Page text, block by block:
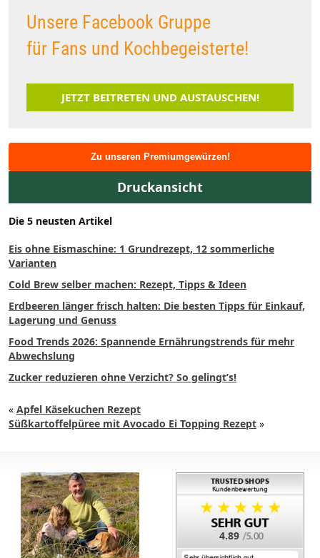
Unsere Facebook Gruppe
für Fans und Kochbegeisterte!
JETZT BEITRETEN UND AUSTAUSCHEN!
Zu unseren Premiumgewürzen!
Druckansicht
Die 5 neusten Artikel
Eis ohne Eismaschine: 1 Grundrezept, 12 sommerliche
Varianten
Cold Brew selber machen: Rezept, Tipps & Ideen
Erdbeeren länger frisch halten: Die besten Tipps für Einkauf,
Lagerung und Genuss
Food Trends 2026: Spannende Ernährungstrends für mehr
Abwechslung
Zucker reduzieren ohne Verzicht? So gelingt’s!
« Apfel Käsekuchen Rezept
Süßkartoffelpüree mit Avocado Ei Topping Rezept »
4.89